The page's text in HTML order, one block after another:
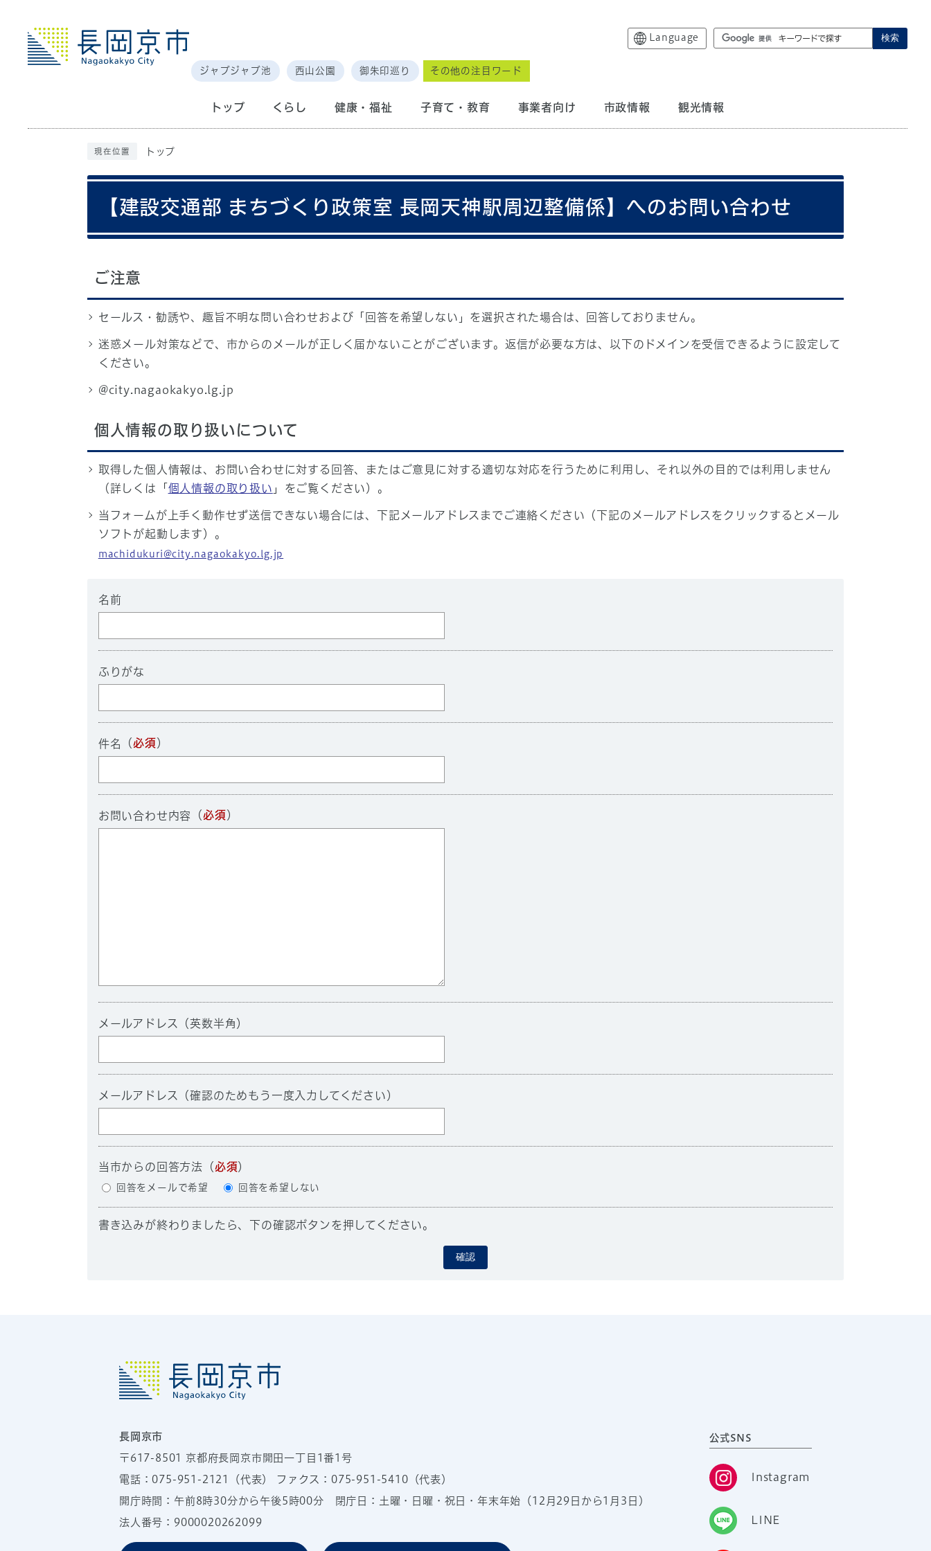
Language 検索
ジャブジャブ池 西山公園 御朱印巡り その他の注目ワード
トップ くらし 健康・福祉 子育て・教育 事業者向け 市政情報 観光情報
現在位置 トップ
【建設交通部 まちづくり政策室 長岡天神駅周辺整備係】へのお問い合わせ
ご注意
セールス・勧誘や、趣旨不明な問い合わせおよび「回答を希望しない」を選択された場合は、回答しておりません。
迷惑メール対策などで、市からのメールが正しく届かないことがございます。返信が必要な方は、以下のドメインを受信できるように設定して
ください。
@city.nagaokakyo.lg.jp
個人情報の取り扱いについて
取得した個人情報は、お問い合わせに対する回答、またはご意見に対する適切な対応を行うために利用し、それ以外の目的では利用しません
（詳しくは「 個人情報の取り扱い 」をご覧ください）。
当フォームが上手く動作せず送信できない場合には、下記メールアドレスまでご連絡ください（下記のメールアドレスをクリックするとメール
ソフトが起動します）。
machidukuri@city.nagaokakyo.lg.jp
名前
ふりがな
件名 （必須 ）
お問い合わせ内容 （必須 ）
メールアドレス（英数半角）
メールアドレス（確認のためもう一度入力してください）
当市からの回答方法 （必須）
回答をメールで希望 回答を希望しない
書き込みが終わりましたら、下の確認ボタンを押してください。
確認
長岡京市
〒617-8501 京都府長岡京市開田一丁目1番1号
電話：075-951-2121 （代表） ファクス：075-951-5410（代表）
開庁時間：午前8時30分から午後5時00分 閉庁日：土曜・日曜・祝日・年末年始（12月29日から1月3日）
法人番号：9000020262099
公式SNS
Instagram
LINE